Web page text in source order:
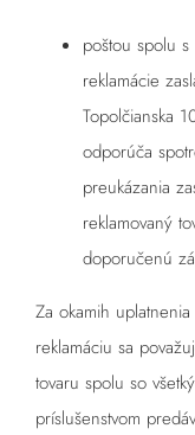
poštou spolu
reklamácie
Topolčianska
odporúča
preukázania
reklamovaný
doporučenú
Za okamih
reklamáciu sa
tovaru spolu so
príslušenstvom